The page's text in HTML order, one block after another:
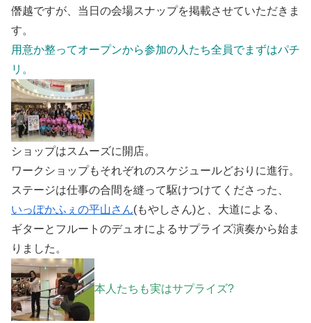
僭越ですが、当日の会場スナップを掲載させていただきま
す。
用意か整ってオープンから参加の人たち全員でまずはパチ
リ。
ショップはスムーズに開店。
ワークショップもそれぞれのスケジュールどおりに進行。
ステージは仕事の合間を縫って駆けつけてくださった、
いっぽかふぇの平山さん(もやしさん)と、大道による、
ギターとフルートのデュオによるサプライズ演奏から始ま
りました。
本人たちも実はサプライズ?